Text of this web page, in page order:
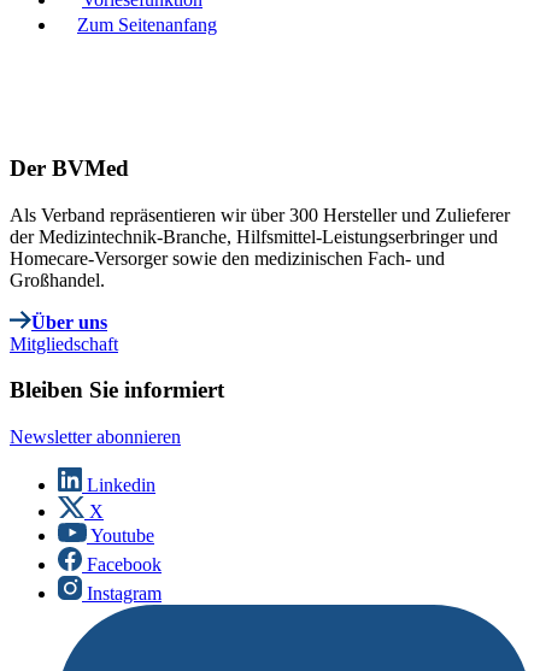
Zum Seitenanfang
Der BVMed
Als Verband repräsentieren wir über 300 Hersteller und Zulieferer
der Medizintechnik-Branche, Hilfsmittel-Leistungserbringer und
Homecare-Versorger sowie den medizinischen Fach- und
Großhandel.
Über uns
Mitgliedschaft
Bleiben Sie informiert
Newsletter abonnieren
Linkedin
X
Youtube
Facebook
Instagram